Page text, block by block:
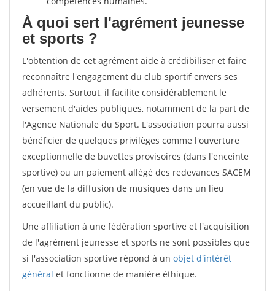
À quoi sert l'agrément jeunesse
et sports ?
L'obtention de cet agrément aide à crédibiliser et faire
reconnaître l'engagement du club sportif envers ses
adhérents. Surtout, il facilite considérablement le
versement d'aides publiques, notamment de la part de
l'Agence Nationale du Sport. L'association pourra aussi
bénéficier de quelques privilèges comme l'ouverture
exceptionnelle de buvettes provisoires (dans l'enceinte
sportive) ou un paiement allégé des redevances SACEM
(en vue de la diffusion de musiques dans un lieu
accueillant du public).
Une affiliation à une fédération sportive et l'acquisition
de l'agrément jeunesse et sports ne sont possibles que
si l'association sportive répond à un objet d'intérêt
général et fonctionne de manière éthique.